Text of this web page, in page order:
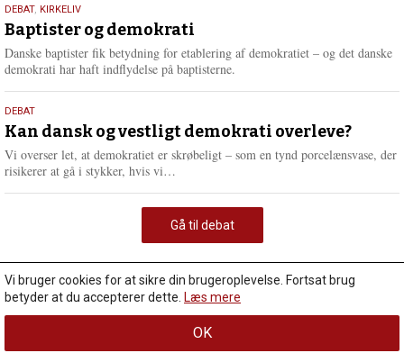
18.
maj
2026
DEBAT, KIRKELIV
Baptister og demokrati
Danske baptister fik betydning for etablering af demokratiet – og det danske
demokrati har haft indflydelse på baptisterne.
18.
maj
2026
DEBAT
Kan dansk og vestligt demokrati overleve?
Vi overser let, at demokratiet er skrøbeligt – som en tynd porcelænsvase, der
risikerer at gå i stykker, hvis vi…
m
e
e
Gå til debat
Vi bruger cookies for at sikre din brugeroplevelse. Fortsat brug
betyder at du accepterer dette. Læs mere
OK